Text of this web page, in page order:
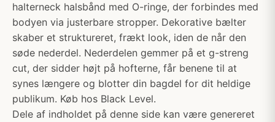
halterneck halsbånd med O-ringe, der forbindes med
bodyen via justerbare stropper. Dekorative bælter
skaber et struktureret, frækt look, iden de når den
søde nederdel. Nederdelen gemmer på et g-streng
cut, der sidder højt på hofterne, får benene til at
synes længere og blotter din bagdel for dit heldige
publikum. Køb hos Black Level.
Dele af indholdet på denne side kan være genereret